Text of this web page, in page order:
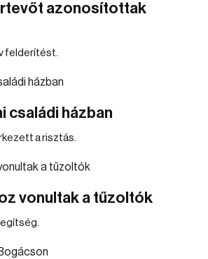
azonosítottak
felderítést.
családi házban
a risztás.
vonultak a tűzoltók